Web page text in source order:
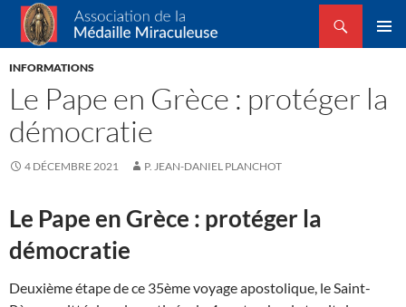
Association de la Médaille Miraculeuse
Recherche
ALLER
INFORMATIONS
Le Pape en Grèce : protéger la
démocratie
4 DÉCEMBRE 2021 P. JEAN-DANIEL PLANCHOT
Le Pape en Grèce : protéger la
démocratie
Deuxième étape de ce 35ème voyage apostolique, le Saint-